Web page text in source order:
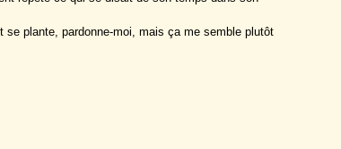
se plante, pardonne-moi, mais ça me semble plutôt